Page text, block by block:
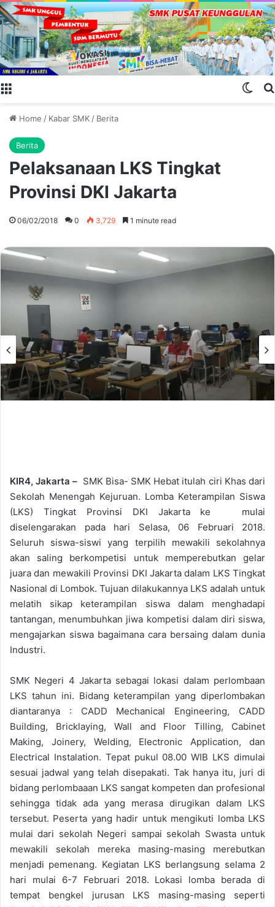
Home / Kabar SMK / Berita
Berita
Pelaksanaan LKS Tingkat
Provinsi DKI Jakarta
06/02/2018 0 3,729 1 minute read
KIR4, Jakarta – SMK Bisa- SMK Hebat itulah ciri Khas dari
Sekolah Menengah Kejuruan. Lomba Keterampilan Siswa
(LKS) Tingkat Provinsi DKI Jakarta ke mulai
diselengarakan pada hari Selasa, 06 Februari 2018.
Seluruh siswa-siswi yang terpilih mewakili sekolahnya
akan saling berkompetisi untuk memperebutkan gelar
juara dan mewakili Provinsi DKI Jakarta dalam LKS Tingkat
Nasional di Lombok. Tujuan dilakukannya LKS adalah untuk
melatih sikap keterampilan siswa dalam menghadapi
tantangan, menumbuhkan jiwa kompetisi dalam diri siswa,
mengajarkan siswa bagaimana cara bersaing dalam dunia
Industri.
SMK Negeri 4 Jakarta sebagai lokasi dalam perlombaan
LKS tahun ini. Bidang keterampilan yang diperlombakan
diantaranya : CADD Mechanical Engineering, CADD
Building, Bricklaying, Wall and Floor Tilling, Cabinet
Making, Joinery, Welding, Electronic Application, dan
Electrical Instalation. Tepat pukul 08.00 WIB LKS dimulai
sesuai jadwal yang telah disepakati. Tak hanya itu, juri di
bidang perlombaaan LKS sangat kompeten dan profesional
sehingga tidak ada yang merasa dirugikan dalam LKS
tersebut. Peserta yang hadir untuk mengikuti lomba LKS
mulai dari sekolah Negeri sampai sekolah Swasta untuk
mewakili sekolah mereka masing-masing merebutkan
menjadi pemenang. Kegiatan LKS berlangsung selama 2
hari mulai 6-7 Februari 2018. Lokasi lomba berada di
tempat bengkel jurusan LKS masing-masing seperti